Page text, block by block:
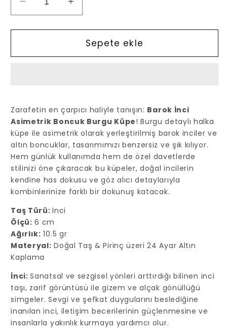
Barok
İnci
Asimetrik
Burgu
azaltın
Barok
İnci
Asimetrik
Boncuk
Burgu
artırın
Sepete ekle
Zarafetin en çarpıcı haliyle tanışın: Barok İnci
Asimetrik Boncuk Burgu Küpe! Burgu detaylı halka
küpe ile asimetrik olarak yerleştirilmiş barok inciler ve
altın boncuklar, tasarımımızı benzersiz ve şık kılıyor.
Hem günlük kullanımda hem de özel davetlerde
stilinizi öne çıkaracak bu küpeler, doğal incilerin
kendine has dokusu ve göz alıcı detaylarıyla
kombinlerinize farklı bir dokunuş katacak.
Taş Türü:İnci
Ölçü: 6 cm
Ağırlık: 10.5 gr
Materyal: Doğal Taş & Pirinç üzeri 24 Ayar Altın
Kaplama
İnci: Sanatsal ve sezgisel yönleri arttırdığı bilinen inci
taşı, zarif görüntüsü ile gizem ve alçak gönüllüğü
simgeler. Sevgi ve şefkat duygularını beslediğine
inanılan inci, iletişim becerilerinin güçlenmesine ve
insanlarla yakınlık kurmaya yardımcı olur.